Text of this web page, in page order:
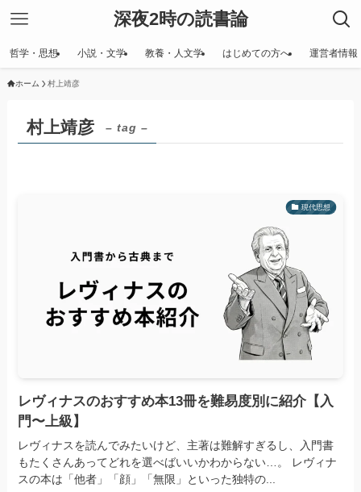
深夜2時の読書論
哲学・思想 小説・文学 教養・人文学 はじめての方へ 運営者情報
ホーム 村上靖彦
村上靖彦 – tag –
現代思想
レヴィナスのおすすめ本13冊を難易度別に紹介【入
門〜上級】
レヴィナスを読んでみたいけど、主著は難解すぎるし、入門書
もたくさんあってどれを選べばいいかわからない…。 レヴィナ
スの本は「他者」「顔」「無限」といった独特の...